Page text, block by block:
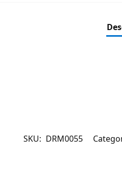
SKU: DRM0055